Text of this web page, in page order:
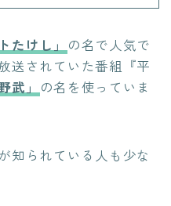
たけし」 の名で人気で
送されていた番組『平
武」 の名を使っていま
知られている人も少な